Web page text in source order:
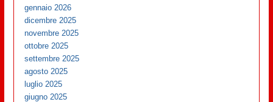
gennaio 2026
dicembre 2025
novembre 2025
ottobre 2025
settembre 2025
agosto 2025
luglio 2025
giugno 2025